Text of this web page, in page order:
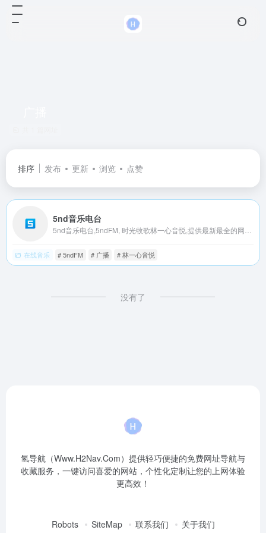
排序 发布 更新 浏览 点赞
5nd音乐电台
在线音乐 # 5ndFM # 广播 # 林一心音悦
没有了
氢导航（Www.H2Nav.Com）提供轻巧便捷的免费网址导航与
收藏服务，一键访问喜爱的网站，个性化定制让您的上网体验
更高效！
Robots SiteMap 联系我们 关于我们